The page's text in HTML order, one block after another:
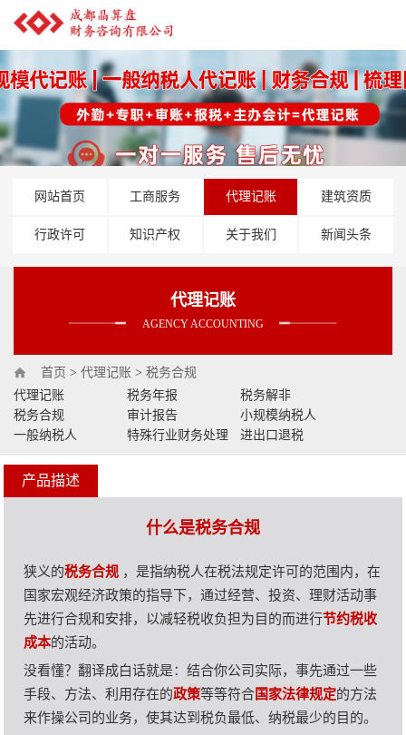
网站首页 工商服务 代理记账 建筑资质
行政许可 知识产权 关于我们 新闻头条
代理记账
AGENCY ACCOUNTING
首页 > 代理记账 > 税务合规
代理记账
税务年报
税务解非
税务合规
审计报告
小规模纳税人
一般纳税人
特殊行业财务处理 进出口退税
产品描述
什么是税务合规
狭义的税务合规 ，是指纳税人在税法规定许可的范围内，在
国家宏观经济政策的指导下，通过经营、投资、理财活动事
先进行合规和安排，以减轻税收负担为目的而进行节约税收
成本的活动。
没看懂？翻译成白话就是：结合你公司实际，事先通过一些
手段、方法、利用存在的政策等等符合国家法律规定的方法
来作操公司的业务，使其达到税负最低、纳税最少的目的。